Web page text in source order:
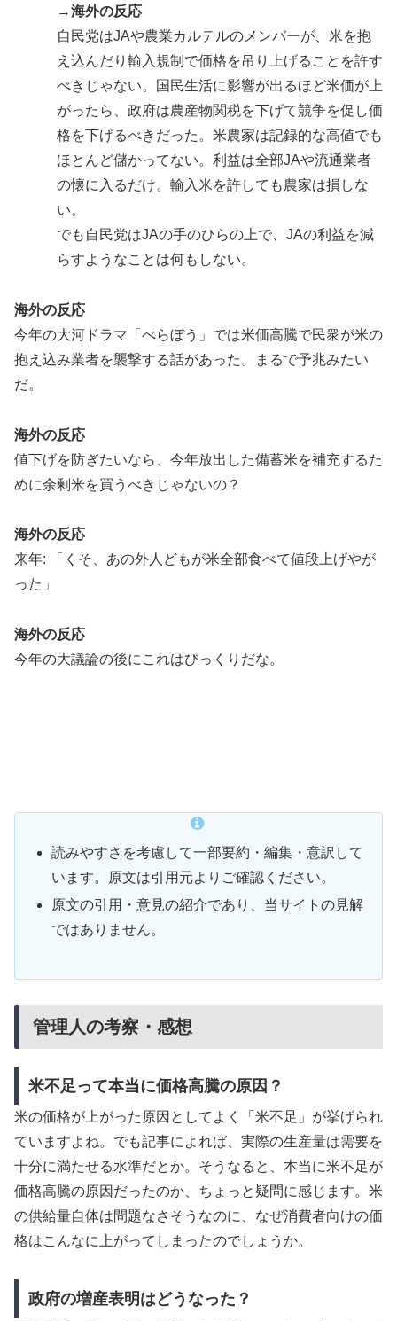
→海外の反応
自民党はJAや農業カルテルのメンバーが、米を抱
え込んだり輸入規制で価格を吊り上げることを許す
べきじゃない。国民生活に影響が出るほど米価が上
がったら、政府は農産物関税を下げて競争を促し価
格を下げるべきだった。米農家は記録的な高値でも
ほとんど儲かってない。利益は全部JAや流通業者
の懐に入るだけ。輸入米を許しても農家は損しな
い。
でも自民党はJAの手のひらの上で、JAの利益を減
らすようなことは何もしない。
海外の反応
今年の大河ドラマ「べらぼう」では米価高騰で民衆が米の
抱え込み業者を襲撃する話があった。まるで予兆みたい
だ。
海外の反応
値下げを防ぎたいなら、今年放出した備蓄米を補充するた
めに余剰米を買うべきじゃないの？
海外の反応
来年: 「くそ、あの外人どもが米全部食べて値段上げやが
った」
海外の反応
今年の大議論の後にこれはびっくりだな。
読みやすさを考慮して一部要約・編集・意訳して
います。原文は引用元よりご確認ください。
原文の引用・意見の紹介であり、当サイトの見解
ではありません。
管理人の考察・感想
米不足って本当に価格高騰の原因？
米の価格が上がった原因としてよく「米不足」が挙げられ
ていますよね。でも記事によれば、実際の生産量は需要を
十分に満たせる水準だとか。そうなると、本当に米不足が
価格高騰の原因だったのか、ちょっと疑問に感じます。米
の供給量自体は問題なさそうなのに、なぜ消費者向けの価
格はこんなに上がってしまったのでしょうか。
政府の増産表明はどうなった？